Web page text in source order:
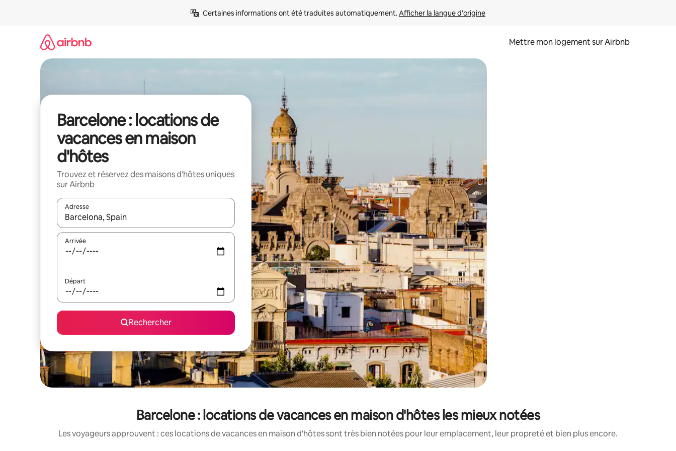
Certaines informations ont été traduites automatiquement. Afficher la langue d'origine
Mettre mon logement sur Airbnb
Barcelone : locations de
vacances en maison
d'hôtes
Trouvez et réservez des maisons d'hôtes uniques
sur Airbnb
Adresse
Lorsque les résultats s'affichent, utilisez les flèches vers le haut et vers le bas pour les parcourir ou en appuyant et en faisant glisser.
Arrivée
Départ
Rechercher
Barcelone : locations de vacances en maison d'hôtes les mieux notées
Les voyageurs approuvent : ces locations de vacances en maison d'hôtes sont très bien notées pour leur emplacement, leur propreté et bien plus encore.